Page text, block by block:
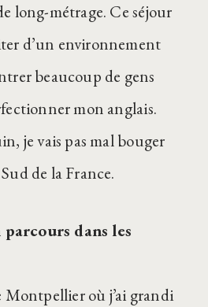
long-métrage. Ce séjour
d’un environnement
beaucoup de gens
mon anglais.
je vais pas mal bouger
de la France.
dans les
Montpellier où j’ai grandi